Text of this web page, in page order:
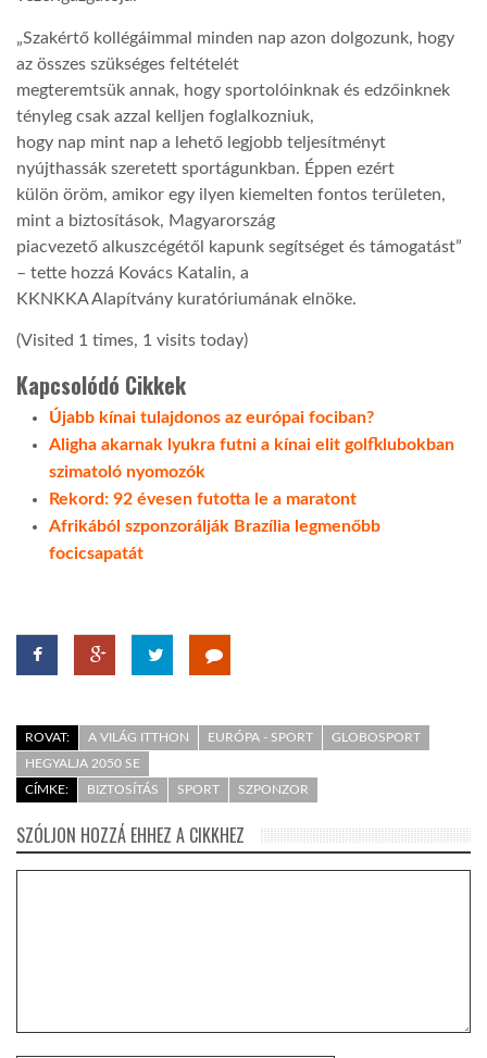
„Szakértő kollégáimmal minden nap azon dolgozunk, hogy
az összes szükséges feltételét
megteremtsük annak, hogy sportolóinknak és edzőinknek
tényleg csak azzal kelljen foglalkozniuk,
hogy nap mint nap a lehető legjobb teljesítményt
nyújthassák szeretett sportágunkban. Éppen ezért
külön öröm, amikor egy ilyen kiemelten fontos területen,
mint a biztosítások, Magyarország
piacvezető alkuszcégétől kapunk segítséget és támogatást”
– tette hozzá Kovács Katalin, a
KKNKKA Alapítvány kuratóriumának elnöke.
(Visited 1 times, 1 visits today)
Kapcsolódó Cikkek
Újabb kínai tulajdonos az európai fociban?
Aligha akarnak lyukra futni a kínai elit golfklubokban
szimatoló nyomozók
Rekord: 92 évesen futotta le a maratont
Afrikából szponzorálják Brazília legmenőbb
focicsapatát
ROVAT: A VILÁG ITTHON EURÓPA - SPORT
GLOBOSPORT
HEGYALJA 2050 SE
CÍMKE:
BIZTOSÍTÁS SPORT SZPONZOR
SZÓLJON HOZZÁ EHHEZ A CIKKHEZ